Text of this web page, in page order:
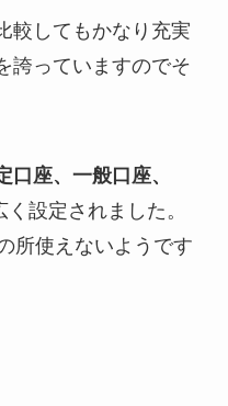
較してもかなり充実
誇っていますのでそ
座、一般口座、
く設定されました。
所使えないようです